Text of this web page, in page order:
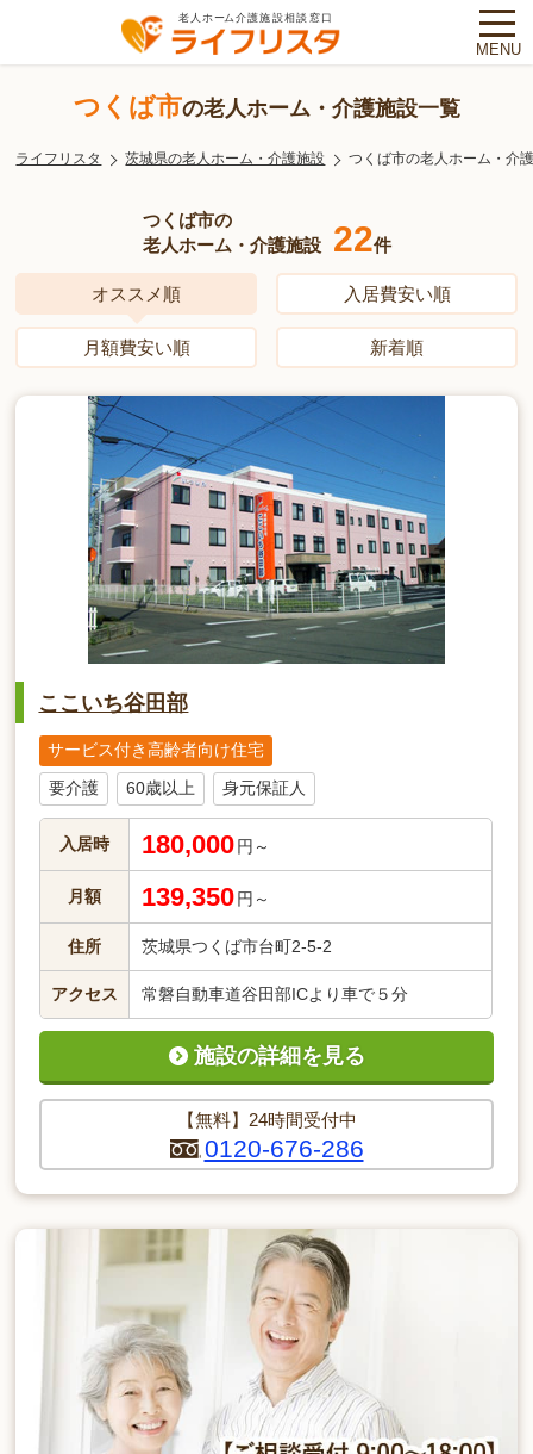
MENU
つくば市の老人ホーム・介護施設一覧
ライフリスタ 茨城県の老人ホーム・介護施設 つくば市の老人ホーム・介
つくば市の
老人ホーム・介護施設
22件
オススメ順 入居費安い順
月額費安い順 新着順
ここいち谷田部
サービス付き高齢者向け住宅
要介護 60歳以上 身元保証人
入居時 180,000 円～
月額 139,350 円～
住所 茨城県つくば市台町2-5-2
アクセス 常磐自動車道谷田部ICより車で５分
【無料】24時間受付中
0120-676-286
施設の詳細を見る